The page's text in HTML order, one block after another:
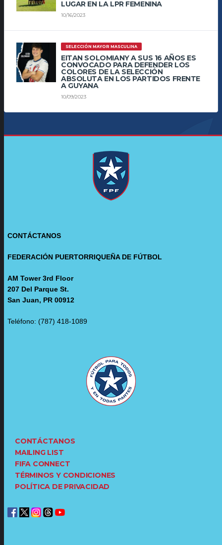
LUGAR EN LA LPR FEMENINA
10/16/2023
SELECCIÓN MAYOR MASCULINA
EITAN SOLOMIANY A SUS 16 AÑOS ES
CONVOCADO PARA DEFENDER LOS
COLORES DE LA SELECCIÓN
ABSOLUTA EN LOS PARTIDOS FRENTE
A GUYANA
10/09/2023
CONTÁCTANOS
FEDERACIÓN PUERTORRIQUEÑA DE FÚTBOL
AM Tower 3rd Floor
207 Del Parque St.
San Juan, PR 00912
Teléfono: (787) 418-1089
CONTÁCTANOS
MAILING LIST
FIFA CONNECT
TÉRMINOS Y CONDICIONES
POLÍTICA DE PRIVACIDAD